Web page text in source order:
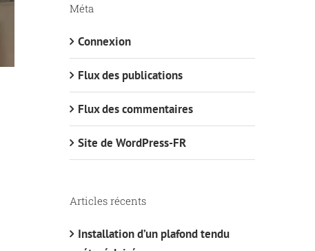
Méta
Connexion
Flux des publications
Flux des commentaires
Site de WordPress-FR
Articles récents
Installation d’un plafond tendu